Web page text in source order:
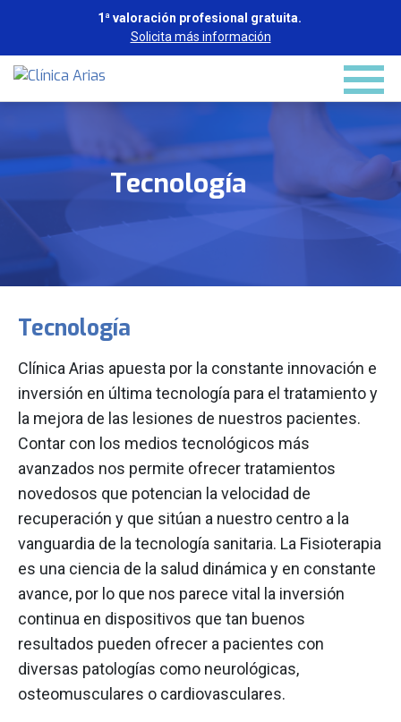
1ª valoración profesional gratuita.
Solicita más información
Tecnología
Tecnología
Clínica Arias apuesta por la constante innovación e
inversión en última tecnología para el tratamiento y
la mejora de las lesiones de nuestros pacientes.
Contar con los medios tecnológicos más
avanzados nos permite ofrecer tratamientos
novedosos que potencian la velocidad de
recuperación y que sitúan a nuestro centro a la
vanguardia de la tecnología sanitaria. La Fisioterapia
es una ciencia de la salud dinámica y en constante
avance, por lo que nos parece vital la inversión
continua en dispositivos que tan buenos
resultados pueden ofrecer a pacientes con
diversas patologías como neurológicas,
osteomusculares o cardiovasculares.